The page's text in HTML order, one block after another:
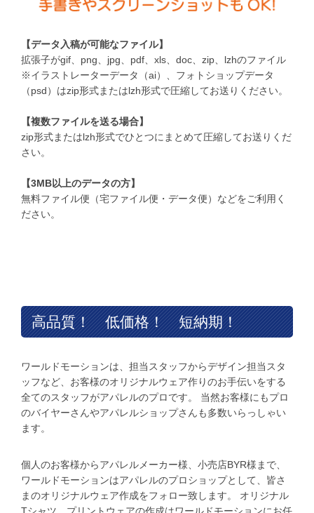
【データ入稿が可能なファイル】
拡張子がgif、png、jpg、pdf、xls、doc、zip、lzhのファイル
※イラストレーターデータ（ai）、フォトショップデータ
（psd）はzip形式またはlzh形式で圧縮してお送りください。
【複数ファイルを送る場合】
zip形式またはlzh形式でひとつにまとめて圧縮してお送りくだ
さい。
【3MB以上のデータの方】
無料ファイル便（宅ファイル便・データ便）などをご利用く
ださい。
高品質！ 低価格！ 短納期！
ワールドモーションは、担当スタッフからデザイン担当スタ
ッフなど、お客様のオリジナルウェア作りのお手伝いをする
全てのスタッフがアパレルのプロです。 当然お客様にもプロ
のバイヤーさんやアパレルショップさんも多数いらっしゃい
ます。
個人のお客様からアパレルメーカー様、小売店BYR様まで、
ワールドモーションはアパレルのプロショップとして、皆さ
まのオリジナルウェア作成をフォロー致します。 オリジナル